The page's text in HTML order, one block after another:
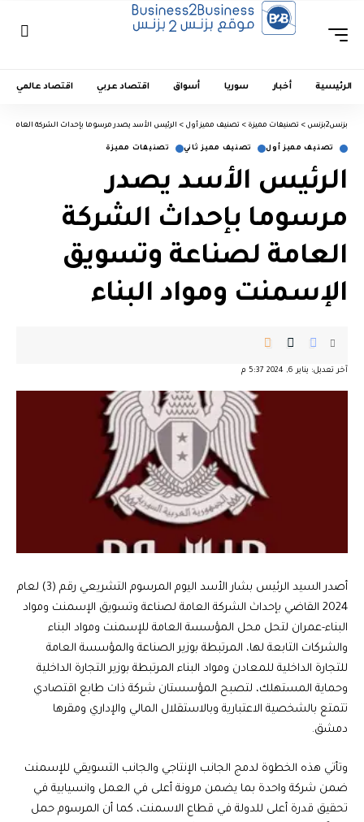
الرئيسية أخبار سوريا أسواق اقتصاد عربي اقتصاد عالمي
بزنس2بزنس > تصنيفات مميزة > تصنيف مميز أول > الرئيس الأسد يصدر مرسوما بإحداث الشركة العامة
تصنيف مميز أول تصنيف مميز ثاني تصنيفات مميزة
الرئيس الأسد يصدر
مرسوما بإحداث الشركة
العامة لصناعة وتسويق
الإسمنت ومواد البناء
آخر تعديل: يناير 6, 2024 5:37 م
أصدر السيد الرئيس بشار الأسد اليوم المرسوم التشريعي رقم (3) لعام
2024 القاضي بإحداث الشركة العامة لصناعة وتسويق الإسمنت ومواد
البناء-عمران لتحل محل المؤسسة العامة للإسمنت ومواد البناء
والشركات التابعة لها، المرتبطة بوزير الصناعة والمؤسسة العامة
للتجارة الداخلية للمعادن ومواد البناء المرتبطة بوزير التجارة الداخلية
وحماية المستهلك، لتصبح المؤسستان شركة ذات طابع اقتصادي
تتمتع بالشخصية الاعتبارية وبالاستقلال المالي والإداري ومقرها
دمشق.
وتأتي هذه الخطوة لدمج الجانب الإنتاجي والجانب التسويقي للإسمنت
ضمن شركة واحدة بما يضمن مرونة أعلى في العمل وانسيابية في
تحقيق قدرة أعلى للدولة في قطاع الاسمنت، كما أن المرسوم حمل